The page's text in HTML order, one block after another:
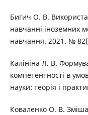
Бигич О. В.
навчанні іноземних
навчання. 2021. №
Калініна Л. В.
компетентності в
науки: теорія і
Коваленко О. В.